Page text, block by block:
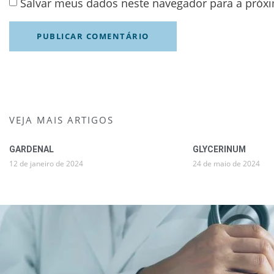
Salvar meus dados neste navegador para a
VEJA MAIS ARTIGOS
GARDENAL
12 de janeiro de 2024
GLYCERINUM
24 de maio de 2024